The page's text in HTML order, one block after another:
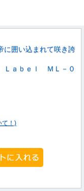
に囲い込まれて咲き誇
Ｌａｂｅｌ ＭＬ－０
て！)